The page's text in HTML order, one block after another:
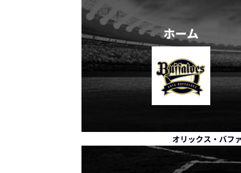
ホーム
オリックス・バフ